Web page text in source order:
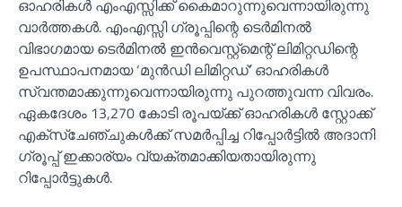
ഓഹരികള്‍ എംഎസ്സിക്ക് കൈമാറുന്നുവെന്നായിരുന്നു
വാര്‍ത്തകള്‍. എംഎസ്സി ഗ്രൂപ്പിന്റെ ടെര്‍മിനല്‍
വിഭാഗമായ ടെര്‍മിനല്‍ ഇന്‍വെസ്റ്റ്‌മെന്റ് ലിമിറ്റഡിന്റെ
ഉപസ്ഥാപനമായ ‘മുന്‍ഡി ലിമിറ്റഡ്’ ഓഹരികള്‍
സ്വന്തമാക്കുന്നുവെന്നായിരുന്നു പുറത്തുവന്ന വിവരം.
ഏകദേശം 13,270 കോടി രൂപയ്ക്ക് ഓഹരികള്‍ സ്റ്റോക്ക്
എക്‌സ്‌ചേഞ്ചുകള്‍ക്ക് സമര്‍പ്പിച്ച റിപ്പോര്‍ട്ടില്‍ അദാനി
ഗ്രൂപ്പ് ഇക്കാര്യം വ്യക്തമാക്കിയതായിരുന്നു
റിപ്പോര്‍ട്ടുകള്‍.